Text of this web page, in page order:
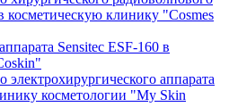
косметическую клинику "Cosmes
Sensitec ESF-160 в
электрохирургического аппарата
косметологии "My Skin